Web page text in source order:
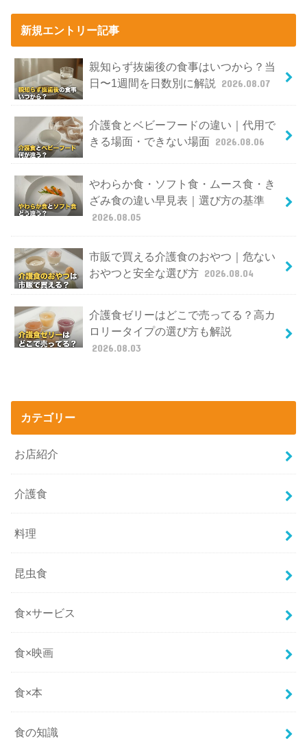
新規エントリー記事
親知らず抜歯後の食事はいつから？当
日〜1週間を日数別に解説
2026.08.07
介護食とベビーフードの違い｜代用で
きる場面・できない場面 2026.08.06
やわらか食・ソフト食・ムース食・き
ざみ食の違い早見表｜選び方の基準
2026.08.05
市販で買える介護食のおやつ｜危ない
おやつと安全な選び方 2026.08.04
介護食ゼリーはどこで売ってる？高カ
ロリータイプの選び方も解説
2026.08.03
カテゴリー
お店紹介
介護食
料理
昆虫食
食×サービス
食×映画
食×本
食の知識